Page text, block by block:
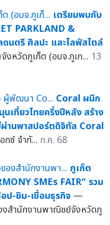
เตรียมพบกับ
PARKLAND &
นตรี ศิลปะ และไลฟ์สไตล์
หวัดภูเก็ต (อบจ.ภูเก... 13
Coral ผนึก
เที่ยวไทยครึ่งปีหลัง สร้าง
านพาสปอร์ตดิจิทัล Coral
ซ์ จำกั... ก.ค. 68
ภูเก็ต
SMEs FAIR" รวม
ป-ชิม-เชื่อมธุรกิจ —
งสำนักงานพาณิชย์จังหวัดภู